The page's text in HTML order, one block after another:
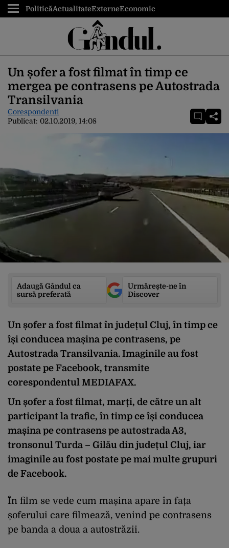
PoliticăActualitateExterneEconomic
Un șofer a fost filmat în timp ce
mergea pe contrasens pe Autostrada
Transilvania
Corespondenti
Publicat: 02.10.2019, 14:08
Adaugă Gândul ca
sursă preferată
Urmărește-ne în
Discover
Un șofer a fost filmat în județul Cluj, în timp ce
își conducea mașina pe contrasens, pe
Autostrada Transilvania. Imaginile au fost
postate pe Facebook, transmite
corespondentul MEDIAFAX.
Un șofer a fost filmat, marți, de către un alt
participant la trafic, în timp ce își conducea
mașina pe contrasens pe autostrada A3,
tronsonul Turda – Gilău din județul Cluj, iar
imaginile au fost postate pe mai multe grupuri
de Facebook.
În film se vede cum mașina apare în fața
șoferului care filmează, venind pe contrasens
pe banda a doua a autostrăzii.